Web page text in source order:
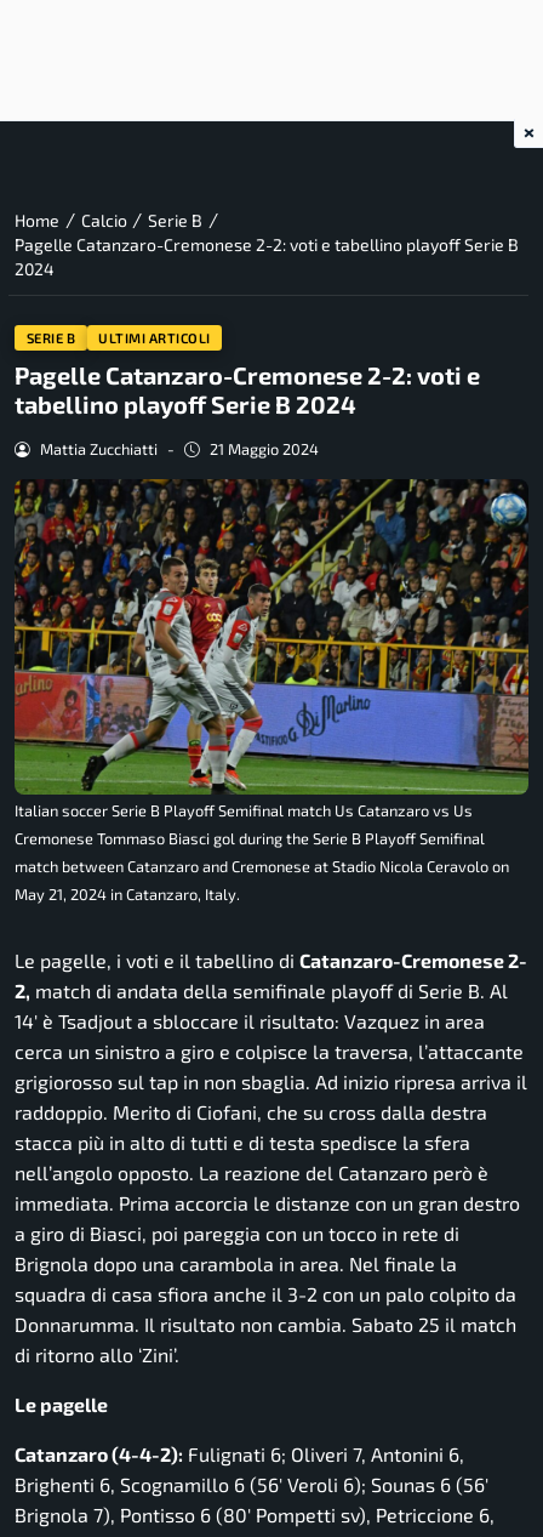
Home / Calcio / Serie B /
Pagelle Catanzaro-Cremonese 2-2: voti e tabellino playoff Serie B
2024
SERIE B ULTIMI ARTICOLI
Pagelle Catanzaro-Cremonese 2-2: voti e
tabellino playoff Serie B 2024
Mattia Zucchiatti - 21 Maggio 2024
Italian soccer Serie B Playoff Semifinal match Us Catanzaro vs Us
Cremonese Tommaso Biasci gol during the Serie B Playoff Semifinal
match between Catanzaro and Cremonese at Stadio Nicola Ceravolo on
May 21, 2024 in Catanzaro, Italy.
Le pagelle, i voti e il tabellino di Catanzaro-Cremonese 2-
2, match di andata della semifinale playoff di Serie B. Al
14′ è Tsadjout a sbloccare il risultato: Vazquez in area
cerca un sinistro a giro e colpisce la traversa, l’attaccante
grigiorosso sul tap in non sbaglia. Ad inizio ripresa arriva il
raddoppio. Merito di Ciofani, che su cross dalla destra
stacca più in alto di tutti e di testa spedisce la sfera
nell’angolo opposto. La reazione del Catanzaro però è
immediata. Prima accorcia le distanze con un gran destro
a giro di Biasci, poi pareggia con un tocco in rete di
Brignola dopo una carambola in area. Nel finale la
squadra di casa sfiora anche il 3-2 con un palo colpito da
Donnarumma. Il risultato non cambia. Sabato 25 il match
di ritorno allo ‘Zini’.
Le pagelle
Catanzaro (4-4-2): Fulignati 6; Oliveri 7, Antonini 6,
Brighenti 6, Scognamillo 6 (56′ Veroli 6); Sounas 6 (56′
Brignola 7), Pontisso 6 (80′ Pompetti sv), Petriccione 6,
×